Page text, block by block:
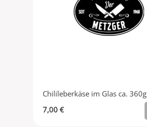
Chilileberkäse im Glas ca. 360g
7,00 €